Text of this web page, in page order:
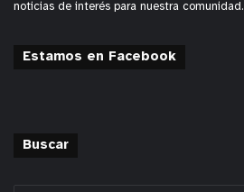
noticias de interés para nuestra comunidad.
Estamos en Facebook
Buscar